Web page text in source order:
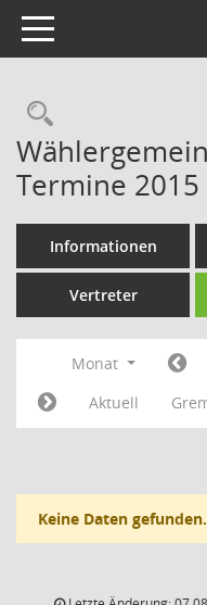
Toggle navigation
Termine 2015
Informationen
Vertreter
Monat
Aktuell
Keine Daten gefunden.